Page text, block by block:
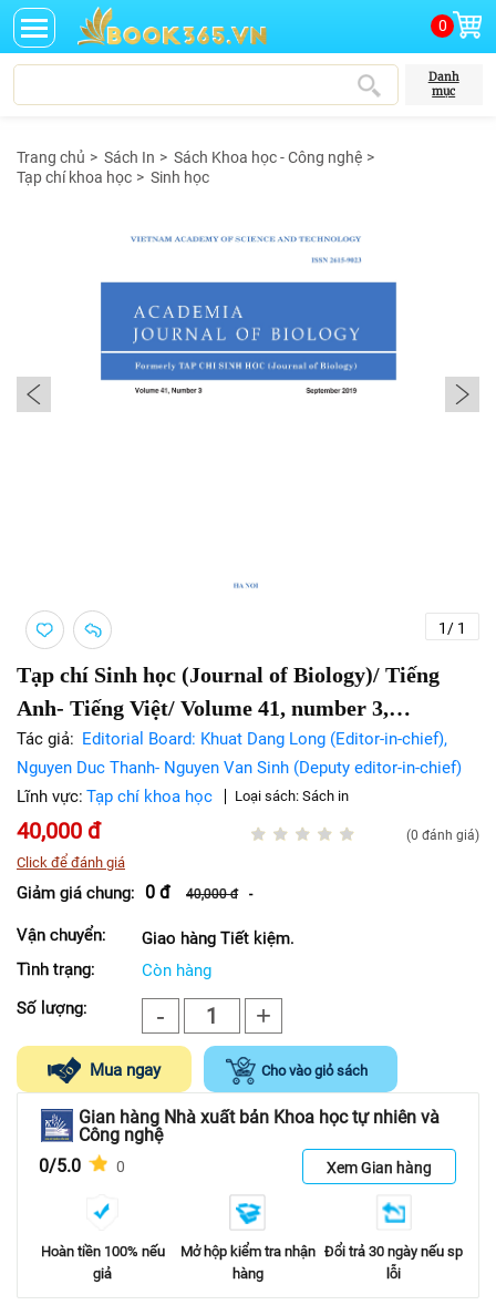
0
Danh
mục
Trang chủ> Sách In> Sách Khoa học - Công nghệ>
Tạp chí khoa học> Sinh học
1 / 1
Tạp chí Sinh học (Journal of Biology)/ Tiếng
Anh- Tiếng Việt/ Volume 41, number 3,
September 2019
Tác giả: Editorial Board: Khuat Dang Long (Editor-in-chief),
Nguyen Duc Thanh- Nguyen Van Sinh (Deputy editor-in-chief)
Lĩnh vực: Tạp chí khoa học Loại sách: Sách in
40,000 đ (0 đánh giá)
Click để đánh giá
Giảm giá chung: 0 đ 40,000 đ -
Vận chuyển:
Giao hàng Tiết kiệm.
Tình trạng:
Còn hàng
Số lượng:
- 1 +
Mua ngay Cho vào giỏ sách
Gian hàng Nhà xuất bản Khoa học tự nhiên và
Công nghệ
0/5.0
0 Xem Gian hàng
Hoàn tiền 100% nếu
giả
Mở hộp kiểm tra nhận
hàng
Đổi trả 30 ngày nếu sp
lỗi